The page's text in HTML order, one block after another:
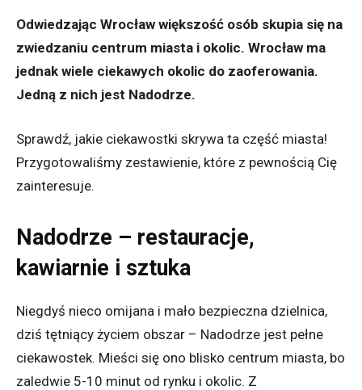
Odwiedzając Wrocław większość osób skupia się na
zwiedzaniu centrum miasta i okolic. Wrocław ma
jednak wiele ciekawych okolic do zaoferowania.
Jedną z nich jest Nadodrze.
Sprawdź, jakie ciekawostki skrywa ta część miasta!
Przygotowaliśmy zestawienie, które z pewnością Cię
zainteresuje.
Nadodrze – restauracje,
kawiarnie i sztuka
Niegdyś nieco omijana i mało bezpieczna dzielnica,
dziś tętniący życiem obszar – Nadodrze jest pełne
ciekawostek. Mieści się ono blisko centrum miasta, bo
zaledwie 5-10 minut od rynku i okolic. Z